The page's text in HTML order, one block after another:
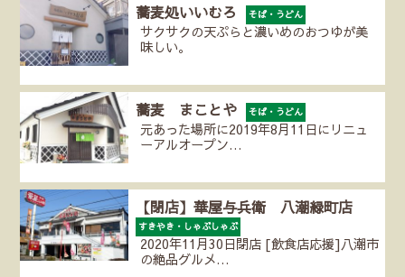
蕎麦処いいむろ そば・うどん
サクサクの天ぷらと濃いめのおつゆが美
味しい。
蕎麦 まことや そば・うどん
元あった場所に2019年8月11日にリニュ
ーアルオープン…
【閉店】華屋与兵衛 八潮緑町店
すきやき・しゃぶしゃぶ
2020年11月30日閉店 [飲食店応援]八潮市
の絶品グルメ…